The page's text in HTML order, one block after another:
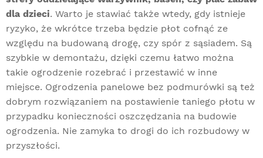
dla dzieci. Warto je stawiać także wtedy, gdy istnieje
ryzyko, że wkrótce trzeba będzie płot cofnąć ze
względu na budowaną drogę, czy spór z sąsiadem. Są
szybkie w demontażu, dzięki czemu łatwo można
takie ogrodzenie rozebrać i przestawić w inne
miejsce. Ogrodzenia panelowe bez podmurówki są też
dobrym rozwiązaniem na postawienie taniego płotu w
przypadku konieczności oszczędzania na budowie
ogrodzenia. Nie zamyka to drogi do ich rozbudowy w
przyszłości.